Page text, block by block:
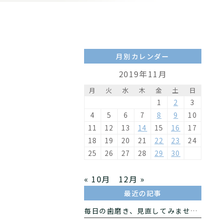
月別カレンダー
2019年11月
月 火 水 木 金 土 日
1 2
3
4
5 6 7 8 9
10
11
12 13 14 15 16
17
18
19 20 21 22 23
24
25
26 27 28 29 30
« 10月 12月 »
最近の記事
毎日の歯磨き、見直してみませんか？手磨きと電動歯ブラシの違いをわかりやすく解説